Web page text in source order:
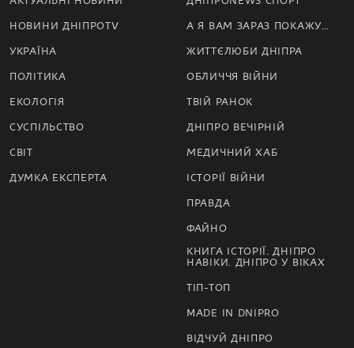
НОВИНИ ДНІПРОTV
УКРАЇНА
ПОЛІТИКА
ЕКОЛОГІЯ
СУСПІЛЬСТВО
СВІТ
ДУМКА ЕКСПЕРТА
А Я ВАМ ЗАРАЗ ПОКАЖУ…
ЖИТТЄЛЮБИ ДНІПРА
ОБЛИЧЧЯ ВІЙНИ
ТВІЙ РАНОК
ДНІПРО ВЕЧІРНІЙ
МЕДИЧНИЙ ХАБ
ІСТОРІЇ ВІЙНИ
ПРАВДА
ФАЙНО
КНИГА ІСТОРІЇ. ДНІПРО
НАВІКИ. ДНІПРО У ВІКАХ
ТІП-ТОП
MADE IN DNIPRO
ВІДЧУЙ ДНІПРО